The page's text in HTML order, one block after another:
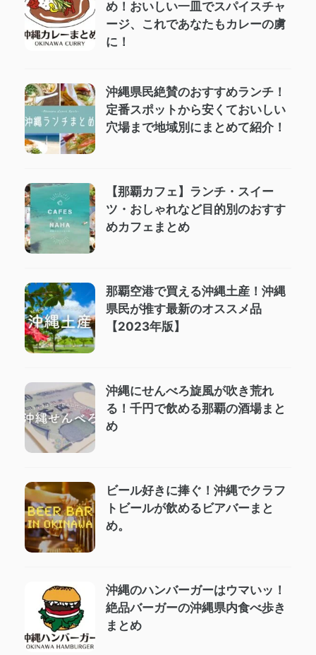
め！おいしい一皿でスパイスチャ
ージ、これであなたもカレーの虜
に！
沖縄県民絶賛のおすすめランチ！
定番スポットから安くておいしい
穴場まで地域別にまとめて紹介！
【那覇カフェ】ランチ・スイー
ツ・おしゃれなど目的別のおすす
めカフェまとめ
那覇空港で買える沖縄土産！沖縄
県民が推す最新のオススメ品
【2023年版】
沖縄にせんべろ旋風が吹き荒れ
る！千円で飲める那覇の酒場まと
め
ビール好きに捧ぐ！沖縄でクラフ
トビールが飲めるビアバーまと
め。
沖縄のハンバーガーはウマいッ！
絶品バーガーの沖縄県内食べ歩き
まとめ